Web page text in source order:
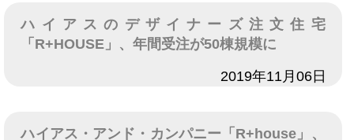
ハイアスのデザイナーズ注文住宅
「R+HOUSE」、年間受注が50棟規模に
2019年11月06日
ハイアス・アンド・カンパニー「R+house」、